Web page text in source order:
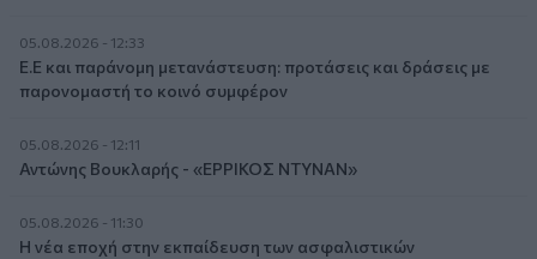
05.08.2026 - 12:33
Ε.Ε και παράνομη μετανάστευση: προτάσεις και δράσεις με
παρονομαστή το κοινό συμφέρον
05.08.2026 - 12:11
Αντώνης Βουκλαρής - «ΕΡΡΙΚΟΣ ΝΤΥΝΑΝ»
05.08.2026 - 11:30
Η νέα εποχή στην εκπαίδευση των ασφαλιστικών